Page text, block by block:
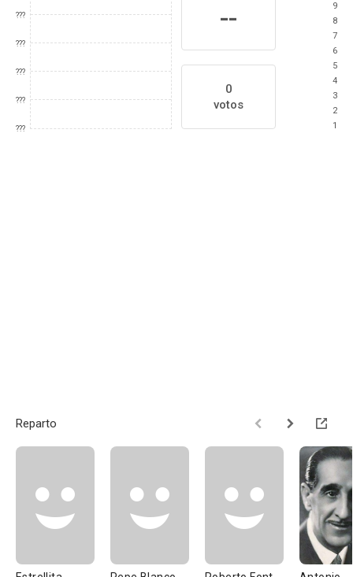
???
???
???
???
???
--
0
votos
9
8
7
6
5
4
3
2
1
Reparto